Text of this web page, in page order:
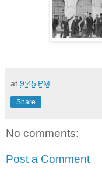
at 9:45 PM
Share
No comments:
Post a Comment